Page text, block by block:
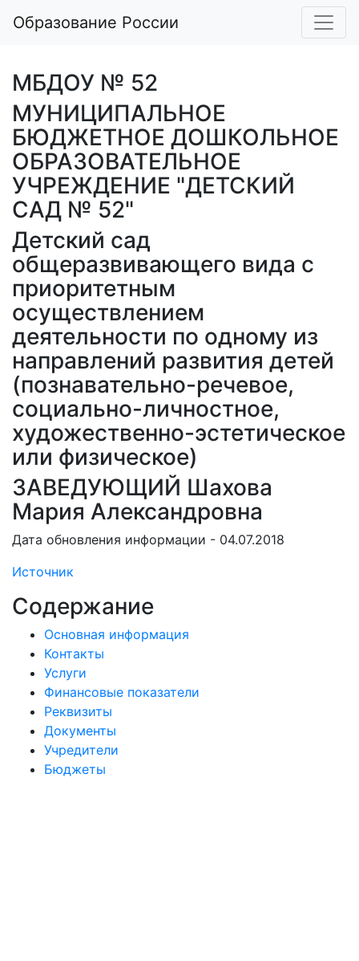
Образование России
МБДОУ № 52
МУНИЦИПАЛЬНОЕ
БЮДЖЕТНОЕ ДОШКОЛЬНОЕ
ОБРАЗОВАТЕЛЬНОЕ
УЧРЕЖДЕНИЕ "ДЕТСКИЙ
САД № 52"
Детский сад
общеразвивающего вида с
приоритетным
осуществлением
деятельности по одному из
направлений развития детей
(познавательно-речевое,
социально-личностное,
художественно-эстетическое
или физическое)
ЗАВЕДУЮЩИЙ Шахова
Мария Александровна
Дата обновления информации - 04.07.2018
Источник
Содержание
Основная информация
Контакты
Услуги
Финансовые показатели
Реквизиты
Документы
Учредители
Бюджеты